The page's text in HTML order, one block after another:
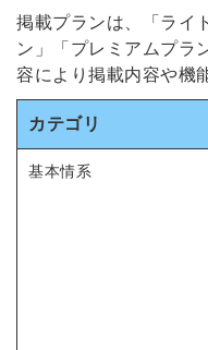
掲載プランは、「ライ
ン」「プレミアムプラ
容により掲載内容や機
カテゴリ
基本情系
をご利用する
要です。